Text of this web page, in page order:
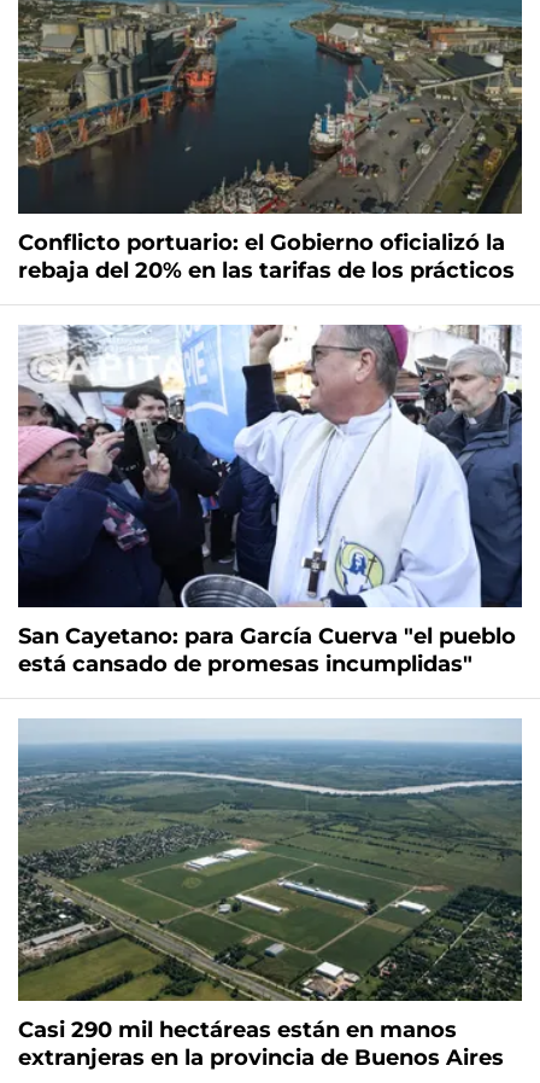
Conflicto portuario: el Gobierno oficializó la
rebaja del 20% en las tarifas de los prácticos
San Cayetano: para García Cuerva "el pueblo
está cansado de promesas incumplidas"
Casi 290 mil hectáreas están en manos
extranjeras en la provincia de Buenos Aires